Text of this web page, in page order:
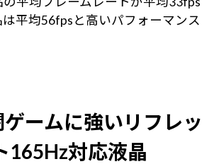
平均56fpsと高いパフォーマンス
ゲームに強いリフレッ
165Hz対応液晶